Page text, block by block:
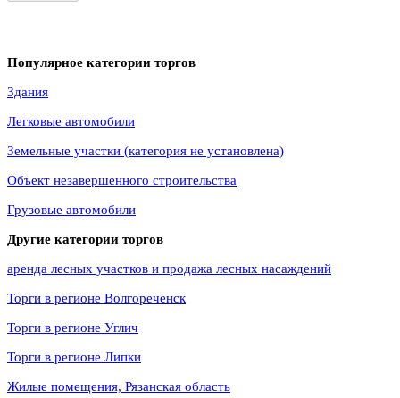
Популярное категории торгов
Здания
Легковые автомобили
Земельные участки (категория не установлена)
Объект незавершенного строительства
Грузовые автомобили
Другие категории торгов
аренда лесных участков и продажа лесных насаждений
Торги в регионе Волгореченск
Торги в регионе Углич
Торги в регионе Липки
Жилые помещения, Рязанская область